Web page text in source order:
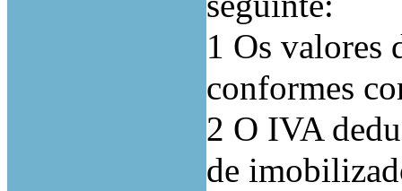
1 Os valores
conformes
2 O IVA
de